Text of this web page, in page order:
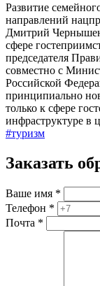
Развитие
направлений
Дмитрий
сфере
председателя
совместно с
Российской
принципиально
только к сфере
инфраструктуре в
#туризм
Заказать
Ваше имя *
Телефон *
Почта *